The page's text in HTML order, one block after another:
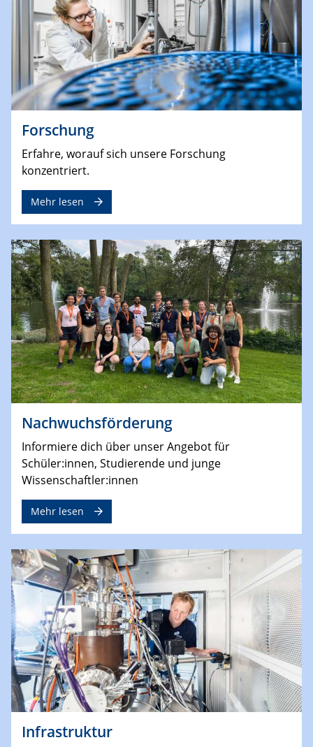
Forschung
Erfahre, worauf sich unsere Forschung
konzentriert.
Mehr lesen
Nachwuchsförderung
Informiere dich über unser Angebot für
Schüler:innen, Studierende und junge
Wissenschaftler:innen
Mehr lesen
Infrastruktur